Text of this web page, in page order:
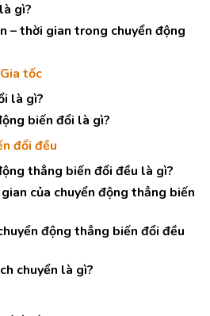
gì?
– thời gian trong chuyển động
tốc
là gì?
biến đổi là gì?
đổi đều
thẳng biến đổi đều là gì?
của chuyển động thẳng biến
động thẳng biến đổi đều
chuyển là gì?